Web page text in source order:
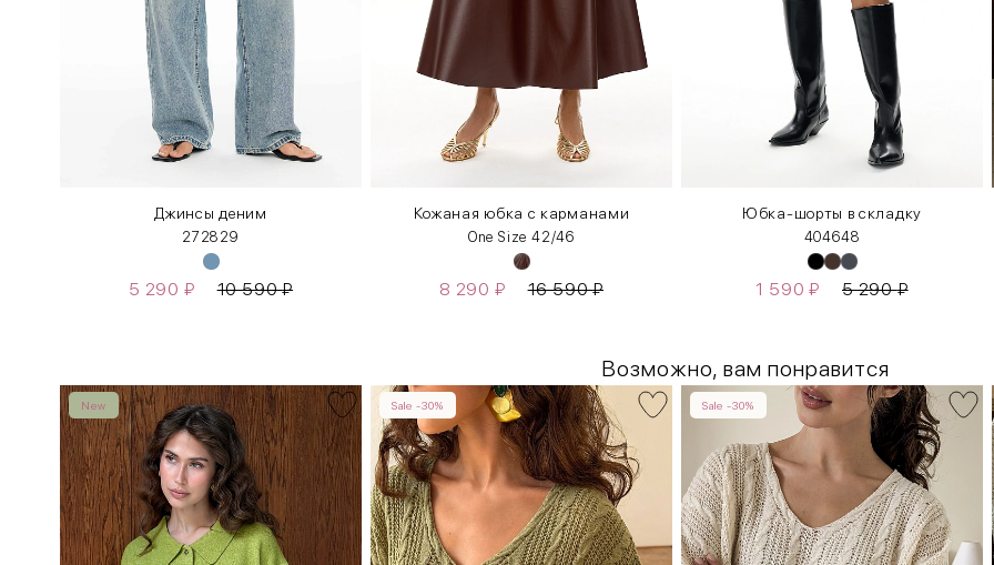
Джинсы деним
27 28 29
5 290 ₽ 10 590₽
Кожаная юбка с карманами
One Size 42/46
8 290 ₽ 16 590₽
Юбка-шорты в складку
404648
1 590₽ 5 290₽
Возможно, вам понравится
New Sale -30% Sale -30%